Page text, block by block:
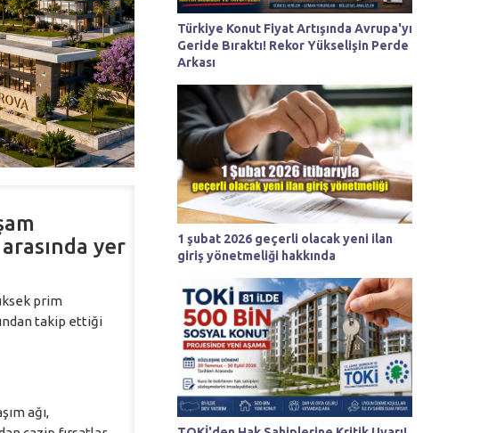
yer
prim
takip ettiği
ağı,
Türkiye Konut Fiyat Artışında Avrupa'yı
Geride Bıraktı! Rekor Yükselişin Perde
Arkası
1 şubat 2026 geçerli olacak yeni ilan
giriş yönetmeliği hakkında